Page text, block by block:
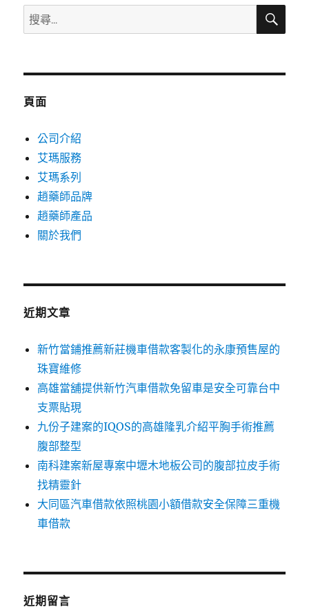
搜
尋
鍵
搜
頁面
公司介紹
艾瑪服務
艾瑪系列
趙藥師品牌
趙藥師產品
關於我們
近期文章
新竹當鋪推薦新莊機車借款客製化的永康預售屋的
珠寶維修
高雄當舖提供新竹汽車借款免留車是安全可靠台中
支票貼現
九份子建案的IQOS的高雄隆乳介紹平胸手術推薦
腹部整型
南科建案新屋專案中壢木地板公司的腹部拉皮手術
找精靈針
大同區汽車借款依照桃園小額借款安全保障三重機
車借款
近期留言